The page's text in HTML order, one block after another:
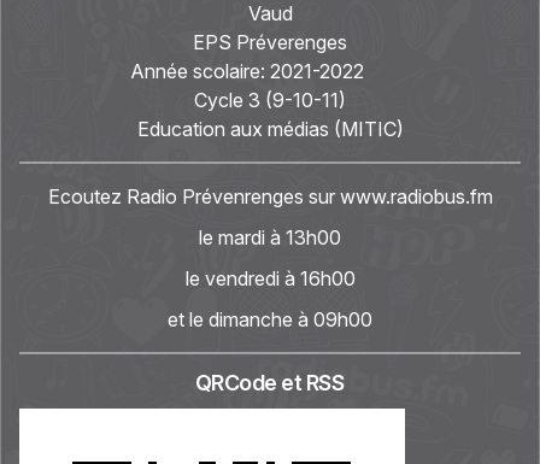
Vaud
EPS Préverenges
Année scolaire: 2021-2022
Cycle 3 (9-10-11)
Education aux médias (MITIC)
Ecoutez Radio Prévenrenges sur www.radiobus.fm
le mardi à 13h00
le vendredi à 16h00
et le dimanche à 09h00
QRCode et RSS